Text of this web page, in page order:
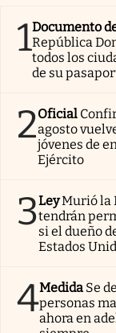
1Documento
República
todos los
de su
2Oficial
agosto
jóvenes de
Ejército
3LeyMurió la
tendrán
si el dueño
Estados
4Medida Se
personas
ahora en